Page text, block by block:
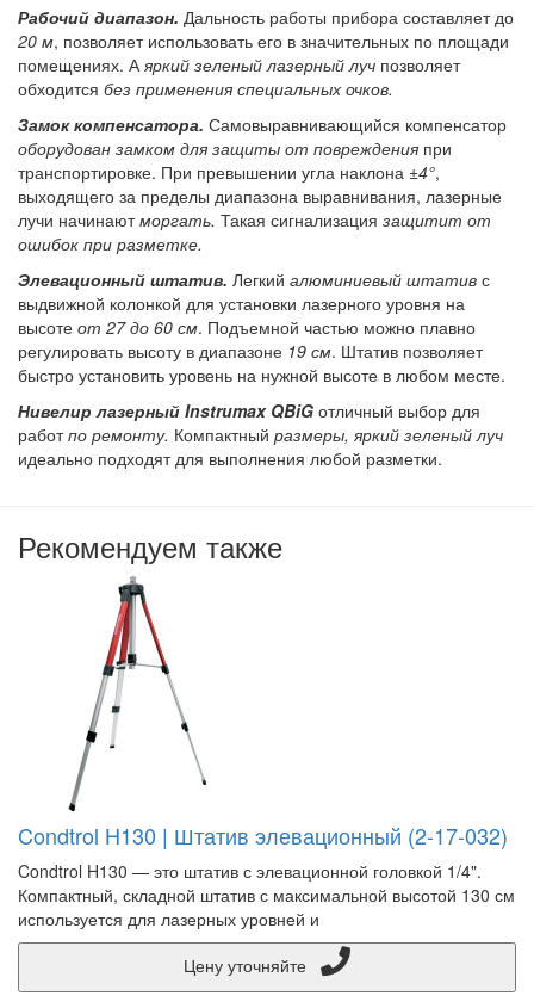
Рабочий диапазон. Дальность работы прибора составляет до
20 м, позволяет использовать его в значительных по площади
помещениях. Аяркий зеленый лазерный луч позволяет
обходится без применения специальных очков.
Замок компенсатора. Самовыравнивающийся компенсатор
оборудован замком для защиты от повреждения при
транспортировке. При превышении угла наклона ±4°,
выходящего за пределы диапазона выравнивания, лазерные
лучи начинаютморгать. Такая сигнализация защитит от
ошибок при разметке.
Элевационный штатив. Легкий алюминиевый штатив с
выдвижной колонкой для установки лазерного уровня на
высоте от 27 до 60 см. Подъемной частью можно плавно
регулировать высоту в диапазоне 19 см. Штатив позволяет
быстро установить уровень на нужной высоте в любом месте.
Нивелир лазерный Instrumax QBiG отличный выбор для
работпо ремонту. Компактный размеры, яркий зеленый луч
идеально подходят для выполнения любой разметки.
Рекомендуем также
Condtrol H130 | Штатив элевационный (2-17-032)
Condtrol H130 — это штатив с элевационной головкой 1/4".
Компактный, складной штатив с максимальной высотой 130 см
используется для лазерных уровней и